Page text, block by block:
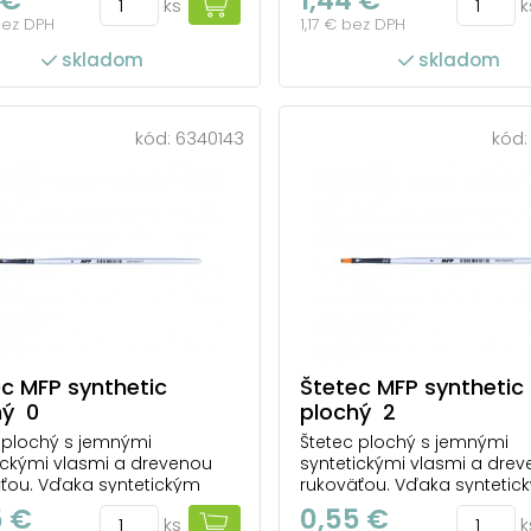
rozotiera a dobre drží
menej náchylný na
farbami a riedidlami
štetec. Ľahko sa
v čistote. Vhodný na
v škole, ako aj n...
DPH
ks
skladom
farba ľahko rozotiera a
tvar. Je menej náchylný na
poškodenie farbami a
ako prírodný štetec. Ľahko
udržiava v čistote. Vhodný
použitie v škole, ako aj n...
1,17 € bez DPH
skladom
kód: 6340143
MFP synthetic
0
s jemnými
vlasmi a drevenou
Vďaka syntetickým
sa farba ľahšie rozotiera.
€ ks
kód:
Štetec MFP synthetic
plochý 2
Štetec plochý s jemnými
syntetickými vlasmi a
rukoväťou. Vďaka
vláknam sa farba ľahšie
0,55 €